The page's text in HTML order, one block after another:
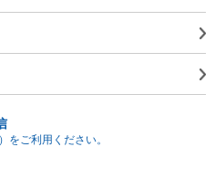
をご利用ください。